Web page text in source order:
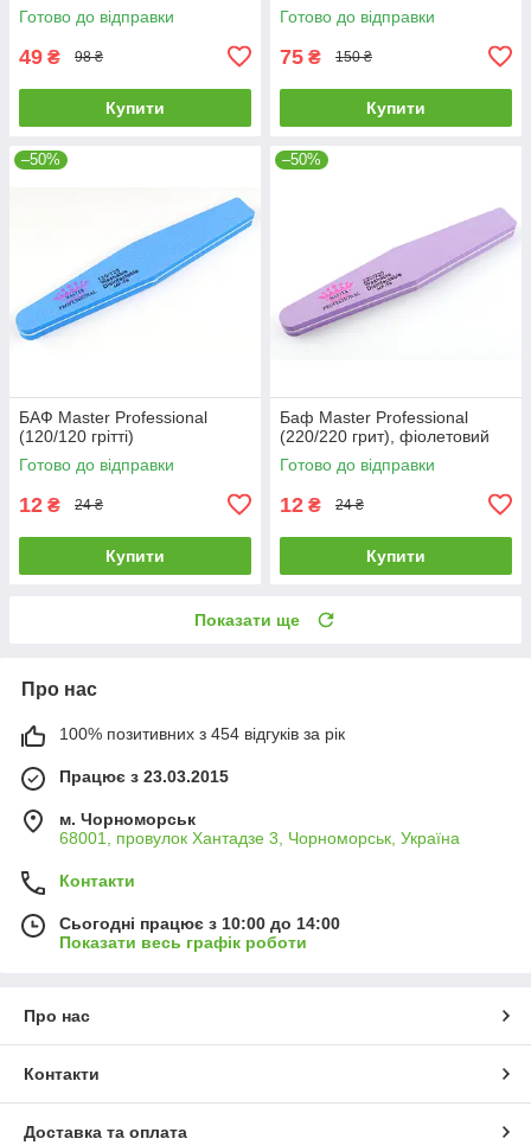
Готово до відправки
49 ₴ 98 ₴
Купити
Готово до відправки
75 ₴ 150 ₴
Купити
–50%
БАФ Master Professional
(120/120 грітті)
Готово до відправки
12 ₴ 24 ₴
Купити
–50%
Баф Master Professional
(220/220 грит), фіолетовий
Готово до відправки
12 ₴ 24 ₴
Купити
Показати ще
Про нас
100% позитивних з 454 відгуків за рік
Працює з 23.03.2015
м. Чорноморськ
68001, провулок Хантадзе 3, Чорноморськ, Україна
Контакти
Сьогодні працює з 10:00 до 14:00
Показати весь графік роботи
Про нас
Контакти
Доставка та оплата